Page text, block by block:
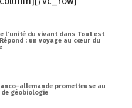
l’unité du vivant dans Tout est
: un voyage au cœur du
allemande prometteuse au
géobiologie